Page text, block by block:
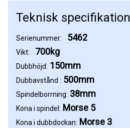
Teknisk specifikation
Serienummer: 5462
Vikt: 700kg
Dubbhöjd: 150mm
Dubbavstånd : 500mm
Spindelborrning: 38mm
Kona i spindel: Morse 5
Kona i dubbdockan: Morse 3